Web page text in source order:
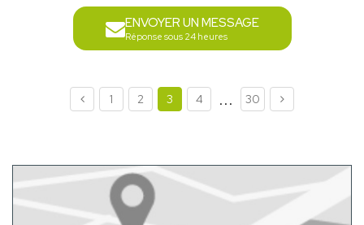
ENVOYER UN MESSAGE
Réponse sous 24 heures
1 2 3 4 ... 30